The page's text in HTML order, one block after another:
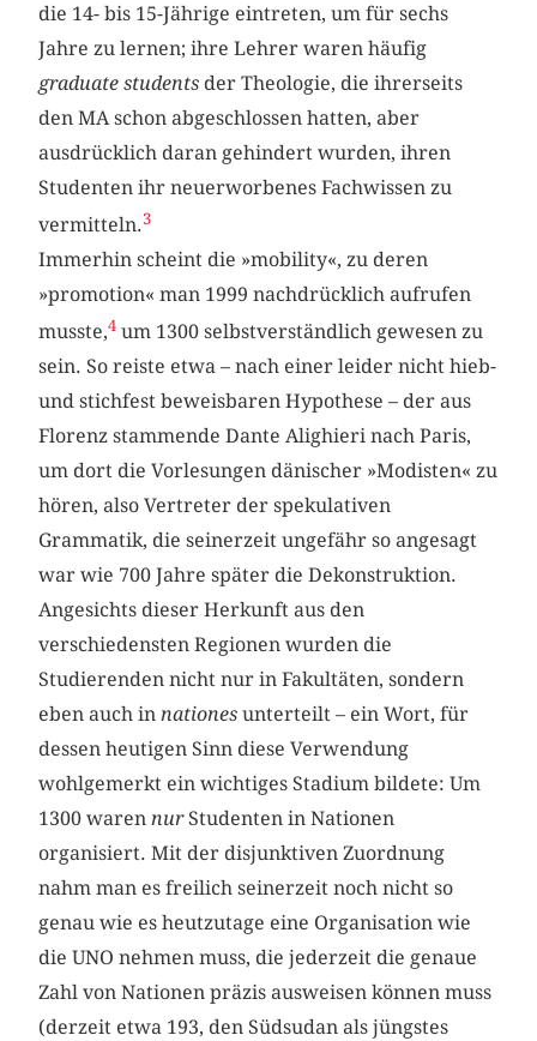
die 14- bis 15-Jährige eintreten, um für sechs
Jahre zu lernen; ihre Lehrer waren häufig
graduate students der Theologie, die ihrerseits
den MA schon abgeschlossen hatten, aber
ausdrücklich daran gehindert wurden, ihren
Studenten ihr neuerworbenes Fachwissen zu
vermitteln.3
Immerhin scheint die »mobility«, zu deren
»promotion« man 1999 nachdrücklich aufrufen
musste,4 um 1300 selbstverständlich gewesen zu
sein. So reiste etwa – nach einer leider nicht hieb-
und stichfest beweisbaren Hypothese – der aus
Florenz stammende Dante Alighieri nach Paris,
um dort die Vorlesungen dänischer »Modisten« zu
hören, also Vertreter der spekulativen
Grammatik, die seinerzeit ungefähr so angesagt
war wie 700 Jahre später die Dekonstruktion.
Angesichts dieser Herkunft aus den
verschiedensten Regionen wurden die
Studierenden nicht nur in Fakultäten, sondern
eben auch innationes unterteilt – ein Wort, für
dessen heutigen Sinn diese Verwendung
wohlgemerkt ein wichtiges Stadium bildete: Um
1300 warennurStudenten in Nationen
organisiert. Mit der disjunktiven Zuordnung
nahm man es freilich seinerzeit noch nicht so
genau wie es heutzutage eine Organisation wie
die UNO nehmen muss, die jederzeit die genaue
Zahl von Nationen präzis ausweisen können muss
(derzeit etwa 193, den Südsudan als jüngstes